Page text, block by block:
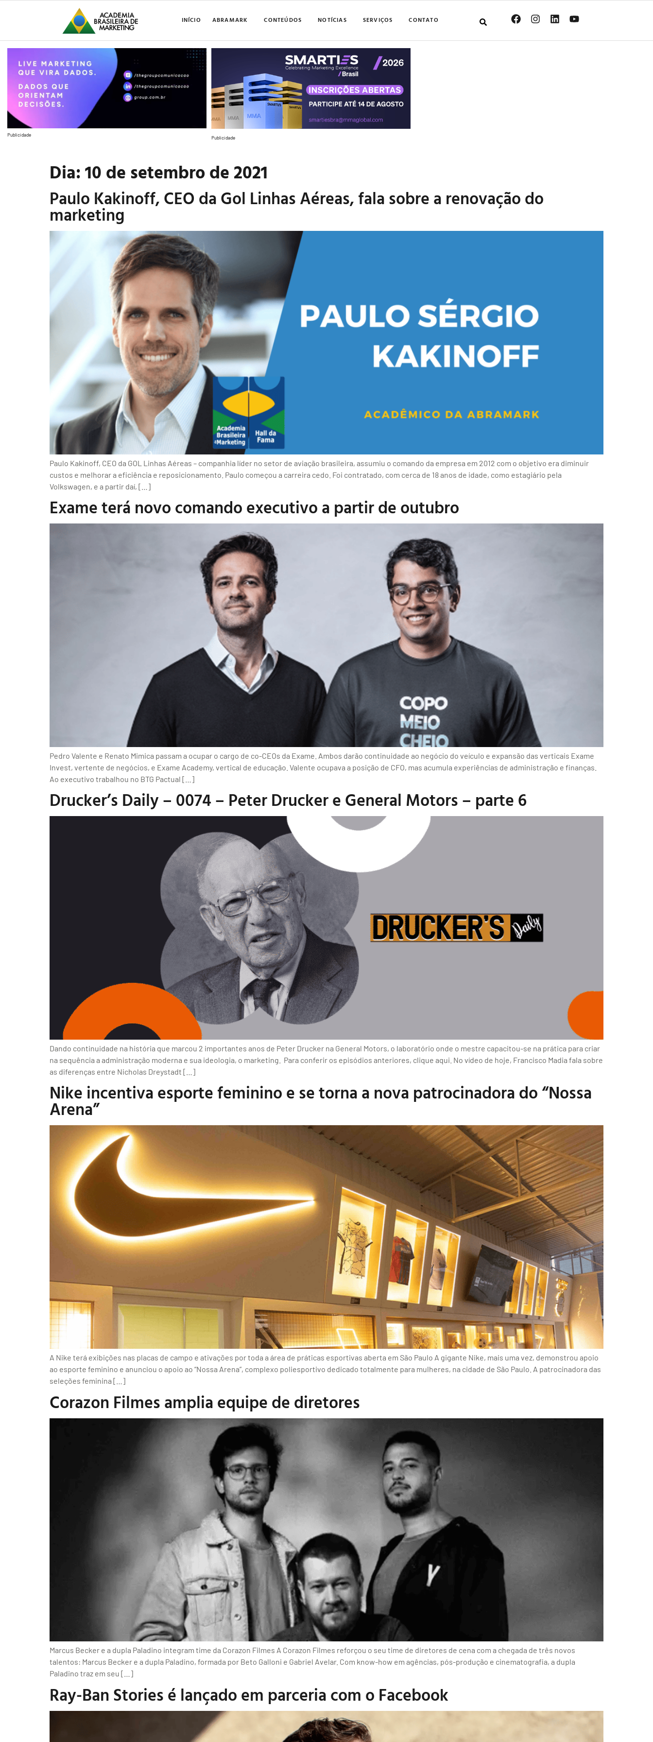
INÍCIO ABRAMARK CONTEÚDOS NOTÍCIAS SERVIÇOS CONTATO
Publicidade Publicidade
Dia:10 de setembro de 2021
Paulo Kakinoff, CEO da Gol Linhas Aéreas, fala sobre a renovação do
marketing
Paulo Kakinoff, CEO da GOL Linhas Aéreas – companhia líder no setor de aviação brasileira, assumiu o comando da empresa em 2012 com o objetivo era diminuir
custos e melhorar a eficiência e reposicionamento. Paulo começou a carreira cedo. Foi contratado, com cerca de 18 anos de idade, como estagiário pela
Volkswagen, e a partir daí, […]
Exame terá novo comando executivo a partir de outubro
Pedro Valente e Renato Mimica passam a ocupar o cargo de co-CEOs da Exame. Ambos darão continuidade ao negócio do veículo e expansão das verticais Exame
Invest, vertente de negócios, e Exame Academy, vertical de educação. Valente ocupava a posição de CFO, mas acumula experiências de administração e finanças.
Ao executivo trabalhou no BTG Pactual […]
Drucker’s Daily – 0074 – Peter Drucker e General Motors – parte 6
Dando continuidade na história que marcou 2 importantes anos de Peter Drucker na General Motors, o laboratório onde o mestre capacitou-se na prática para criar
na sequência a administração moderna e sua ideologia, o marketing. Para conferir os episódios anteriores, clique aqui. No vídeo de hoje, Francisco Madia fala sobre
as diferenças entre Nicholas Dreystadt […]
Nike incentiva esporte feminino e se torna a nova patrocinadora do “Nossa
Arena”
A Nike terá exibições nas placas de campo e ativações por toda a área de práticas esportivas aberta em São Paulo A gigante Nike, mais uma vez, demonstrou apoio
ao esporte feminino e anunciou o apoio ao “Nossa Arena”, complexo poliesportivo dedicado totalmente para mulheres, na cidade de São Paulo. A patrocinadora das
seleções feminina […]
Corazon Filmes amplia equipe de diretores
Marcus Becker e a dupla Paladino integram time da Corazon Filmes A Corazon Filmes reforçou o seu time de diretores de cena com a chegada de três novos
talentos: Marcus Becker e a dupla Paladino, formada por Beto Galloni e Gabriel Avelar. Com know-how em agências, pós-produção e cinematografia, a dupla
Paladino traz em seu […]
Ray-Ban Stories é lançado em parceria com o Facebook